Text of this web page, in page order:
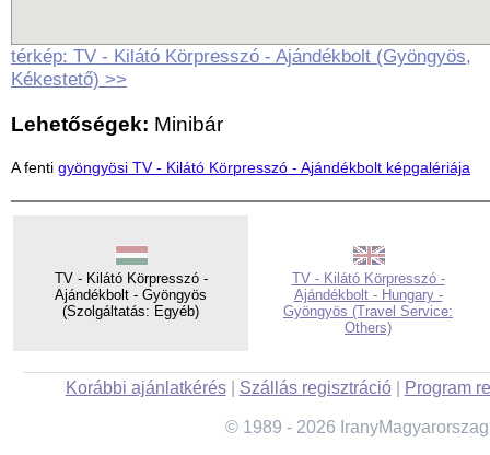
térkép: TV - Kilátó Körpresszó - Ajándékbolt (Gyöngyös,
Kékestető) >>
Lehetőségek: Minibár
A fenti gyöngyösi TV - Kilátó Körpresszó - Ajándékbolt képgalériája
TV - Kilátó Körpresszó -
Ajándékbolt - Gyöngyös
(Szolgáltatás: Egyéb)
TV - Kilátó Körpresszó -
Ajándékbolt - Hungary -
Gyöngyös (Travel Service:
Others)
Korábbi ajánlatkérés| Szállás regisztráció| Program
© 1989 - 2026